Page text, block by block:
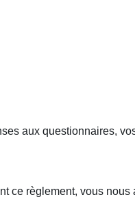
aux questionnaires,
ce règlement, vous nous